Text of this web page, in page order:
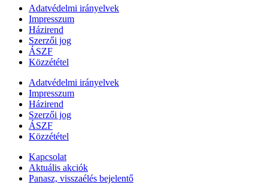
Adatvédelmi irányelvek
Impresszum
Házirend
Szerzői jog
ÁSZF
Közzététel
Adatvédelmi irányelvek
Impresszum
Házirend
Szerzői jog
ÁSZF
Közzététel
Kapcsolat
Aktuális akciók
Panasz, visszaélés bejelentő